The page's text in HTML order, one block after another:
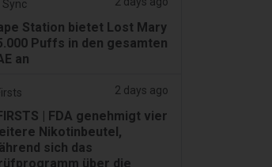
Sync
Station bietet Lost Mary
Puffs in den gesamten
an
2 days ago
| FDA genehmigt vier
Nikotinbeutel,
sich das
über die